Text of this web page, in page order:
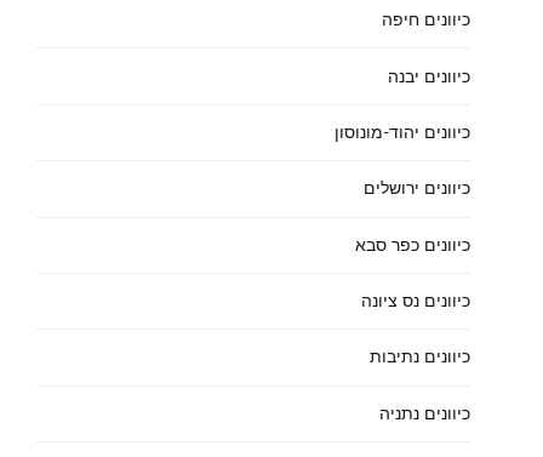
כיוונים חיפה
כיוונים יבנה
כיוונים יהוד-מונוסון
כיוונים ירושלים
כיוונים כפר סבא
כיוונים נס ציונה
כיוונים נתיבות
כיוונים נתניה